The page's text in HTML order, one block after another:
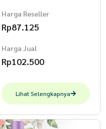
Harga Reseller
Rp87.125
Harga Jual
Rp102.500
Lihat Selengkapnya